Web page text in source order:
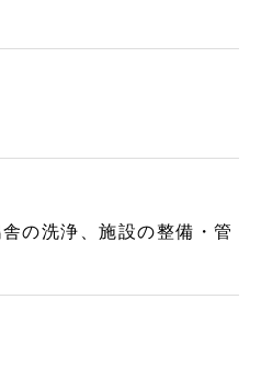
の洗浄、施設の整備・管